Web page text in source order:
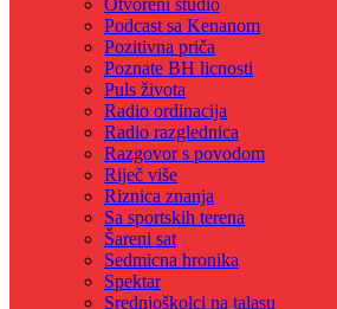
Otvoreni studio
Podcast sa Kenanom
Pozitivna priča
Poznate BH licnosti
Puls života
Radio ordinacija
Radio razglednica
Razgovor s povodom
Riječ više
Riznica znanja
Sa sportskih terena
Šareni sat
Sedmicna hronika
Spektar
Srednjoškolci na talasu